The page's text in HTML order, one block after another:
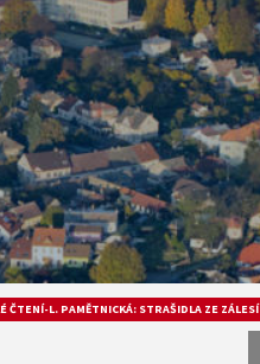
ČTENÍ-L. PAMĚTNICKÁ: STRAŠIDLA ZE ZÁLESÍ